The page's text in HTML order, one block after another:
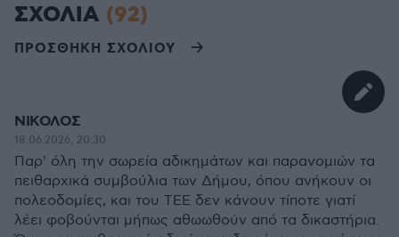
ΣΧΟΛΙΑ (92)
ΠΡΟΣΘΗΚΗ ΣΧΟΛΙΟΥ
ΝΙΚΟΛΟΣ
18.06.2026, 20:30
Παρ' όλη την σωρεία αδικημάτων και παρανομιών τα
πειθαρχικά συμβούλια των Δήμου, όπου ανήκουν οι
πολεοδομίες, και του ΤΕΕ δεν κάνουν τίποτε γιατί
λέει φοβούνται μήπως αθωωθούν από τα δικαστήρια.